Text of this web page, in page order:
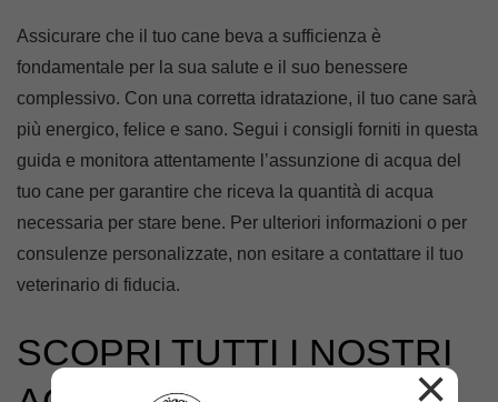
Assicurare che il tuo cane beva a sufficienza è
fondamentale per la sua salute e il suo benessere
complessivo. Con una corretta idratazione, il tuo cane sarà
più energico, felice e sano. Segui i consigli forniti in questa
guida e monitora attentamente l’assunzione di acqua del
tuo cane per garantire che riceva la quantità di acqua
necessaria per stare bene. Per ulteriori informazioni o per
consulenze personalizzate, non esitare a contattare il tuo
veterinario di fiducia.
SCOPRI TUTTI I NOSTRI
×